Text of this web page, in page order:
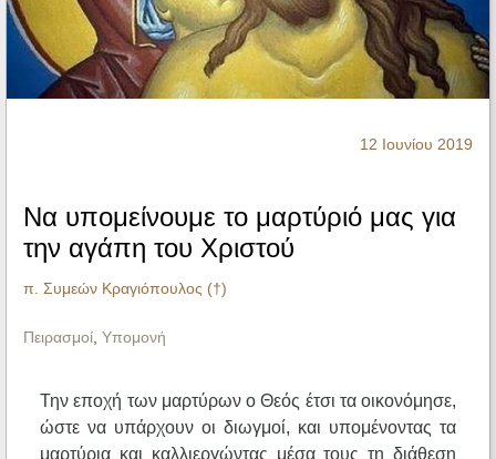
Ηχητικά
12 Ιουνίου 2019
Να υπομείνουμε το μαρτύριό μας για
την αγάπη του Χριστού
π. Συμεών Κραγιόπουλος (†)
Πειρασμοί, Υπομονή
Την εποχή των μαρτύρων ο Θεός έτσι τα οικονόμησε,
ώστε να υπάρχουν οι διωγμοί, και υπομένοντας τα
μαρτύρια και καλλιεργώντας μέσα τους τη διάθεση